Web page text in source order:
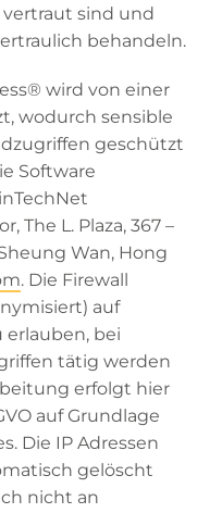
sind und
behandeln.
wird von einer
wodurch sensible
geschützt
Software
The L. Plaza, 367 –
Wan, Hong
. Die Firewall
auf
erlauben, bei
tätig werden
erfolgt hier
auf Grundlage
Die IP Adressen
gelöscht
nicht an